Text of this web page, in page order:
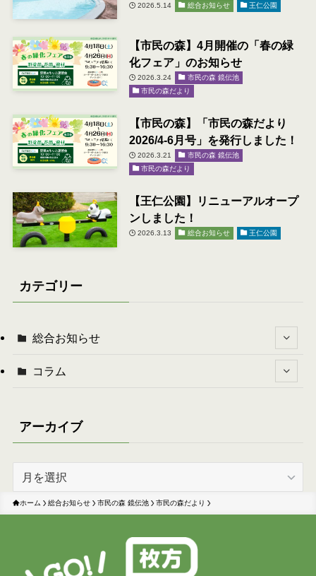
2026.5.14 総合お知らせ 王仁公園
【市民の森】4月開催の「春の緑
化フェア」のお知らせ
2026.3.24
市民の森 鏡伝池
市民の森だより
【市民の森】「市民の森だより
2026/4-6月号」を発行しました！
2026.3.21
市民の森 鏡伝池
市民の森だより
【王仁公園】リニューアルオープ
ンしました！
2026.3.13 総合お知らせ 王仁公園
カテゴリー
総合お知らせ
コラム
アーカイブ
カホーム 総合お知らせ 市民の森 鏡伝池 市民の森だより